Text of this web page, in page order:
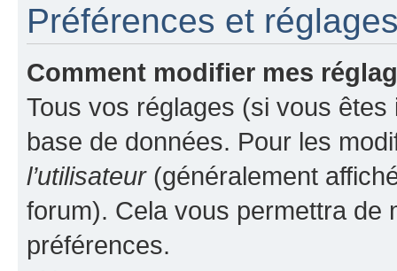
Préférences et
Comment modifier mes
Tous vos réglages (si vous
base de données. Pour les
l’utilisateur(généralement
forum). Cela vous permettra de
préférences.